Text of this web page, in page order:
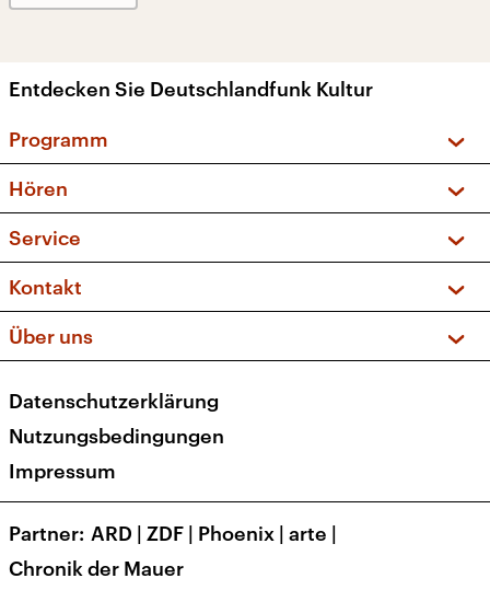
Entdecken Sie Deutschlandfunk Kultur
Programm
Sendungen und Podcasts
Musikliste
Kakadu – Das Kinderprogramm
Hören
Frequenzen (UKW + DAB+)
Service
FAQ
Apps
Newsletter
Veranstaltungen
Kontakt
Social Media
Über uns
Presse
Karriere
Transparenz
Datenschutzerklärung
Nutzungsbedingungen
Impressum
Partner ARD | ZDF | Phoenix | arte |
Chronik der Mauer